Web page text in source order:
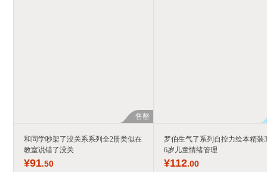
售罄
和同学吵架了没关系系列全2册类似在
教室说错了没关
¥91.50
罗伯生气了系列自控力绘本精装
6岁儿童情绪管理
¥112.00